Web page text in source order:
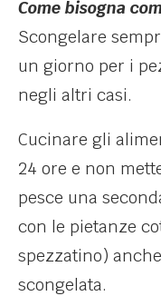
Come bisogna
Scongelare
un giorno per i
negli altri casi.
Cucinare gli
24 ore e non
pesce una
con le pietanze
spezzatino)
scongelata.